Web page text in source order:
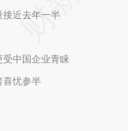
接近去年一半
中国企业青睐
喜忧参半